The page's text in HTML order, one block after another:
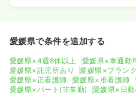
愛媛県で条件を追加する
愛媛県×4週8休以上 愛媛県×車通勤
愛媛県×託児所あり
愛媛県×ブラン
愛媛県×正看護師
愛媛県×准看護師
愛媛県×パート(非常勤)
愛媛県×日